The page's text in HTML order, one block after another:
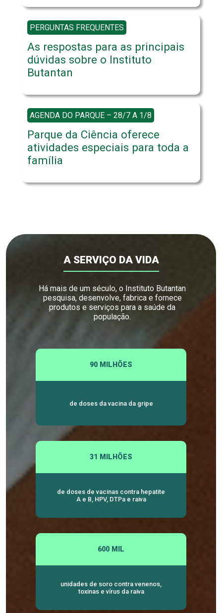
PERGUNTAS FREQUENTES
As respostas para as principais
dúvidas sobre o Instituto
Butantan
AGENDA DO PARQUE – 28/7 A 1/8
Parque da Ciência oferece
atividades especiais para toda a
família
A SERVIÇO DA VIDA
Há mais de um século, o Instituto Butantan
pesquisa, desenvolve, fabrica e fornece
produtos e serviços para a saúde da
população.
90 MILHÕES
de doses da vacina da gripe
31 MILHÕES
de doses de vacinas contra hepatite
A e B, HPV, DTPa e raiva
600 MIL
unidades de soro contra venenos,
toxinas e vírus da raiva